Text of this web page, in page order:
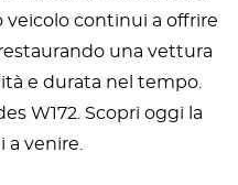
veicolo continui a offrire
una vettura
e durata nel tempo.
W172. Scopri oggi la
venire.